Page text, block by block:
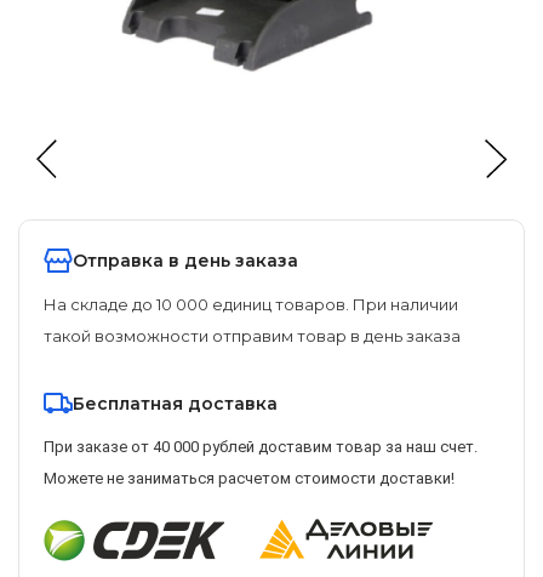
Отправка в день заказа
На складе до 10 000 единиц товаров. При наличии
такой возможности отправим товар в день заказа
Бесплатная доставка
При заказе от 40 000 рублей доставим товар за наш счет.
Можете не заниматься расчетом стоимости доставки!